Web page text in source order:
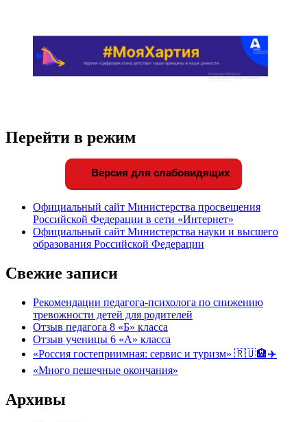
Перейти в режим
Версия для слабовидящих
Официальный сайт Министерства просвещения
Российской Федерации в сети «Интернет»
Официальный сайт Министерства науки и высшего
образования Российской Федерации
Свежие записи
Рекомендации педагога-психолога по снижению
тревожности детей для родителей
Отзыв педагога 8 «Б» класса
Отзыв ученицы 6 «А» класса
«Россия гостеприимная: сервис и туризм» 🇷🇺🏨✈️
«Много пешечные окончания»
Архивы